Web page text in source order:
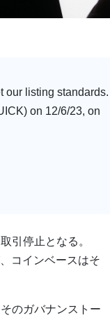
our listing standards.
on 12/6/23, on
引停止となる。
コインベースはそ
のガバナンストー